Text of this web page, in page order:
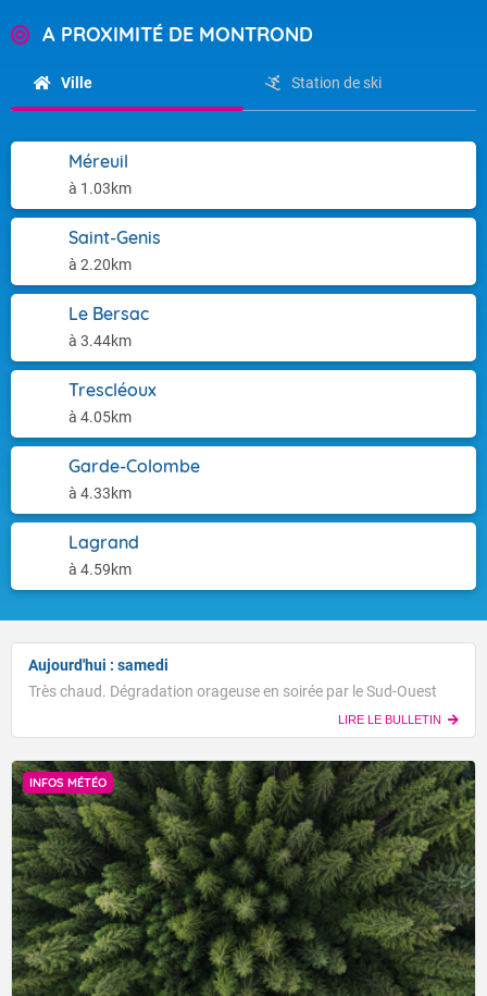
A PROXIMITÉ DE MONTROND
Ville Station de ski
Méreuil
à 1.03km
Saint-Genis
à 2.20km
Le Bersac
à 3.44km
Trescléoux
à 4.05km
Garde-Colombe
à 4.33km
Lagrand
à 4.59km
Aujourd'hui : samedi
Très chaud. Dégradation orageuse en soirée par le Sud-Ouest
LIRE LE BULLETIN
INFOS MÉTÉO